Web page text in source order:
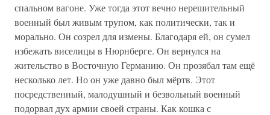
спальном вагоне. Уже тогда этот вечно нерешительный
военный был живым трупом, как политически, так и
морально. Он созрел для измены. Благодаря ей, он сумел
избежать виселицы в Нюрнберге. Он вернулся на
жительство в Восточную Германию. Он прозябал там ещё
несколько лет. Но он уже давно был мёртв. Этот
посредственный, малодушный и безвольный военный
подорвал дух армии своей страны. Как кошка с